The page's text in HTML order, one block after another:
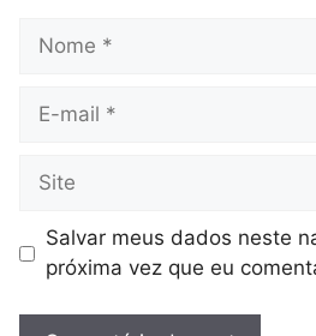
Nome
Site
Salvar meus dados neste
próxima vez que eu